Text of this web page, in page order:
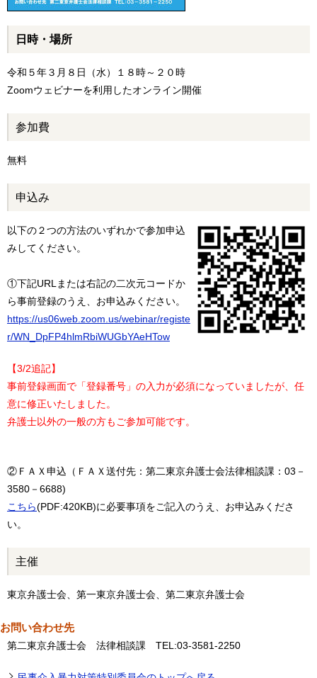
日時・場所
令和５年３月８日（水）１８時～２０時
Zoomウェビナーを利用したオンライン開催
参加費
無料
申込み
以下の２つの方法のいずれかで参加申込
みしてください。
①下記URLまたは右記の二次元コードか
ら事前登録のうえ、お申込みください。
https://us06web.zoom.us/webinar/registe
r/WN_DpFP4hlmRbiWUGbYAeHTow
【3/2追記】
事前登録画面で「登録番号」の入力が必須になっていましたが、任
意に修正いたしました。
弁護士以外の一般の方もご参加可能です。
②ＦＡＸ申込（ＦＡＸ送付先：第二東京弁護士会法律相談課：03－
3580－6688)
こちら(PDF:420KB)に必要事項をご記入のうえ、お申込みくださ
い。
主催
東京弁護士会、第一東京弁護士会、第二東京弁護士会
お問い合わせ先
第二東京弁護士会 法律相談課 TEL:03-3581-2250